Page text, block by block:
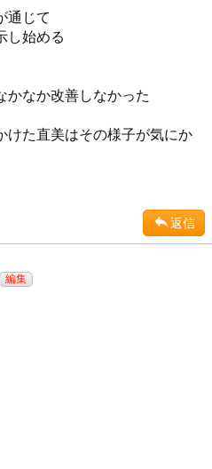
通じて
し始める
かなか改善しなかった
けた直美はその様子が気にか
返信